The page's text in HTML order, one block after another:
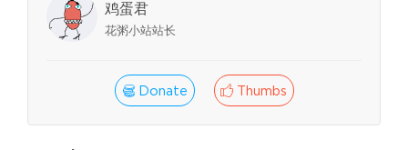
鸡蛋君
花粥小站站长
Donate Thumbs